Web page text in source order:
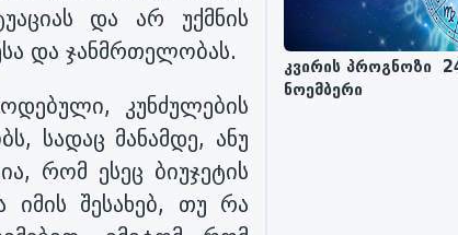
და არ უქმნის
და ჯანმრთელობას.
კუნძულების
სადაც მანამდე, ანუ
რომ ესეც ბიუჯეტის
იმის შესახებ, თუ რა
კვირის პროგნოზი
ნოემბერი